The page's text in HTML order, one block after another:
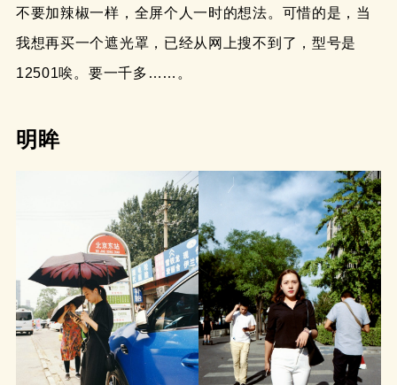
不要加辣椒一样，全屏个人一时的想法。可惜的是，当
我想再买一个遮光罩，已经从网上搜不到了，型号是
12501唉。要一千多……。
明眸